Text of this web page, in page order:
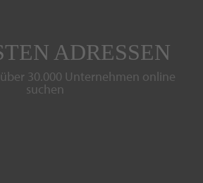
ADRESSEN
30.000 Unternehmen online
suchen